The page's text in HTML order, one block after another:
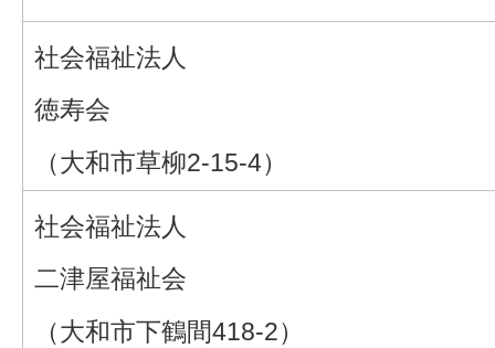
社会福祉法人
徳寿会
（大和市草柳2-15-4）
社会福祉法人
二津屋福祉会
（大和市下鶴間418-2）